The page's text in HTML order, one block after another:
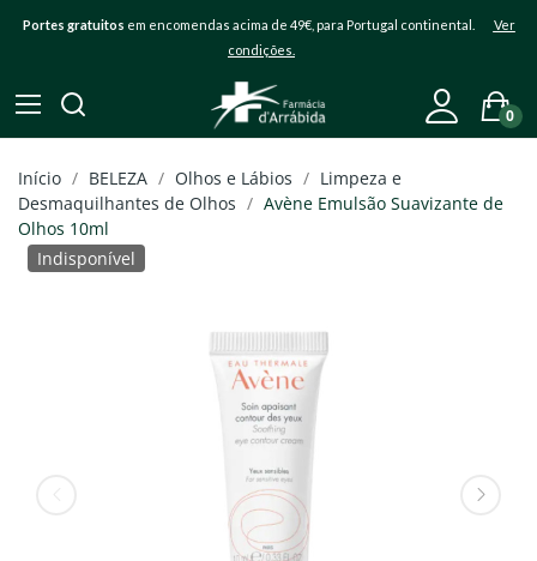
Portes gratuitos em encomendas acima de 49€, para Portugal continental. Ver
condições.
0
Início BELEZA Olhos e Lábios
Limpeza e
Desmaquilhantes de Olhos
Avène Emulsão Suavizante de
Olhos 10ml
Indisponível